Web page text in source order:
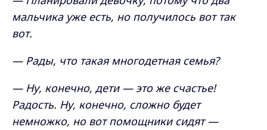
мальчика уже есть, но получилось вот так
вот.
— Рады, что такая многодетная семья?
— Ну, конечно, дети — это же счастье!
Радость. Ну, конечно, сложно будет
немножко, но вот помощники сидят —